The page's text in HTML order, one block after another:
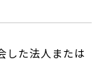
した法人または